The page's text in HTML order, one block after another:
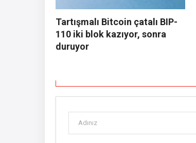
Tartışmalı Bitcoin çatalı BIP-
110 iki blok kazıyor, sonra
duruyor